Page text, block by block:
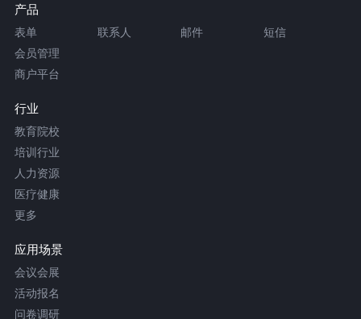
产品
表单 联系人 邮件
短信
会员管理
商户平台
行业
教育院校
培训行业
人力资源
医疗健康
更多
应用场景
会议会展
活动报名
问卷调研